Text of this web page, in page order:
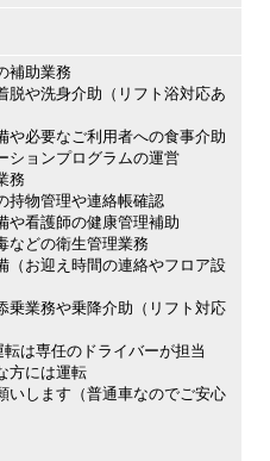
補助業務
脱や洗身介助（リフト浴対応あ
や必要なご利用者への食事介助
ションプログラムの運営
務
持物管理や連絡帳確認
や看護師の健康管理補助
などの衛生管理業務
（お迎え時間の連絡やフロア設
乗業務や乗降介助（リフト対応
転は専任のドライバーが担当
方には運転
いします（普通車なのでご安心